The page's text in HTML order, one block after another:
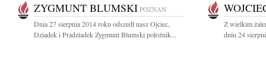
ZYGMUNT BLUMSKI POZNAŃ
Dnia 27 sierpnia 2014 roku odszedł nasz Ojciec,
Dziadek i Pradziadek Zygmunt Blumski położnik...
Z wielkim
dniu 24